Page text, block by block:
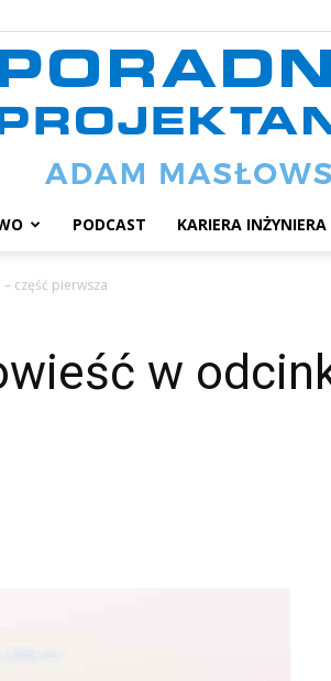
PODCAST KARIERA INŻYNIERA
część pierwsza
w